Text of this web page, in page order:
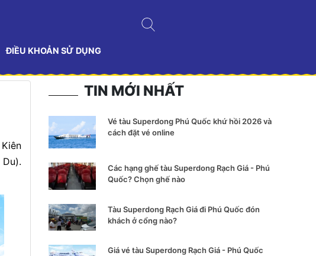
ĐIỀU KHOẢN SỬ DỤNG
TIN MỚI NHẤT
Vé tàu Superdong Phú Quốc khứ hồi 2026 và
cách đặt vé online
Các hạng ghế tàu Superdong Rạch Giá - Phú
Quốc? Chọn ghế nào
Tàu Superdong Rạch Giá đi Phú Quốc đón
khách ở cổng nào?
Giá vé tàu Superdong Rạch Giá - Phú Quốc